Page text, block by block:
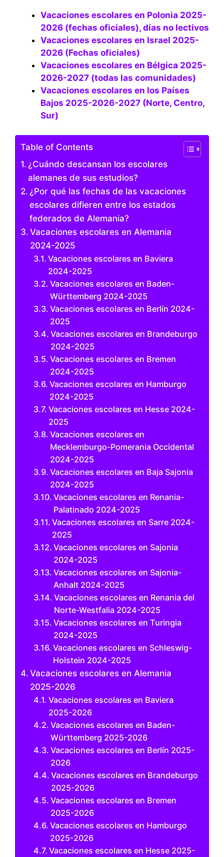
Vacaciones escolares en Polonia 2025-
2026 (fechas oficiales), días no lectivos
Vacaciones escolares en Israel 2025-
2026 (Fechas oficiales)
Vacaciones escolares en Bélgica 2025-
2026-2027 (todas las comunidades)
Vacaciones escolares en los Países
Bajos 2025-2026-2027 (Norte, Centro,
Sur)
Table of Contents
¿Cuándo descansan los escolares
alemanes de sus estudios?
¿Por qué las fechas de las vacaciones
escolares difieren entre los estados
federados de Alemania?
Vacaciones escolares en Alemania
2024-2025
Vacaciones escolares en Baviera
2024-2025
Vacaciones escolares en Baden-
Württemberg 2024-2025
Vacaciones escolares en Berlín 2024-
2025
Vacaciones escolares en Brandeburgo
2024-2025
Vacaciones escolares en Bremen
2024-2025
Vacaciones escolares en Hamburgo
2024-2025
Vacaciones escolares en Hesse 2024-
2025
Vacaciones escolares en
Mecklemburgo-Pomerania Occidental
2024-2025
Vacaciones escolares en Baja Sajonia
2024-2025
Vacaciones escolares en Renania-
Palatinado 2024-2025
Vacaciones escolares en Sarre 2024-
2025
Vacaciones escolares en Sajonia
2024-2025
Vacaciones escolares en Sajonia-
Anhalt 2024-2025
Vacaciones escolares en Renania del
Norte-Westfalia 2024-2025
Vacaciones escolares en Turingia
2024-2025
Vacaciones escolares en Schleswig-
Holstein 2024-2025
Vacaciones escolares en Alemania
2025-2026
Vacaciones escolares en Baviera
2025-2026
Vacaciones escolares en Baden-
Württemberg 2025-2026
Vacaciones escolares en Berlín 2025-
2026
Vacaciones escolares en Brandeburgo
2025-2026
Vacaciones escolares en Bremen
2025-2026
Vacaciones escolares en Hamburgo
2025-2026
Vacaciones escolares en Hesse 2025-